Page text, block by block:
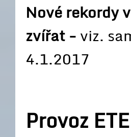
Nové rekordy
zvířat -viz.
4.1.2017
Provoz ETE